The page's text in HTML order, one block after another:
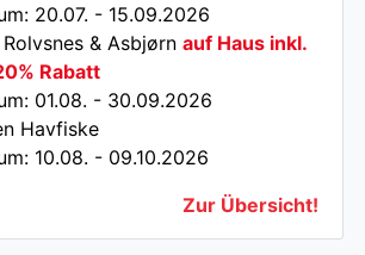
20.07. - 15.09.2026
& Asbjørn auf Haus inkl.
Rabatt
01.08. - 30.09.2026
Havfiske
10.08. - 09.10.2026
Zur Übersicht!